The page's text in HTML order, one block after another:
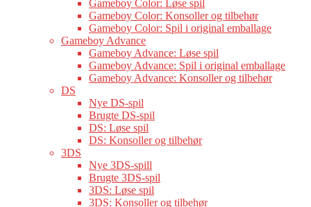
Gameboy Color: Løse spil
Gameboy Color: Konsoller og tilbehør
Gameboy Color: Spil i original emballage
Gameboy Advance
Gameboy Advance: Løse spil
Gameboy Advance: Spil i original emballage
Gameboy Advance: Konsoller og tilbehør
DS
Nye DS-spil
Brugte DS-spil
DS: Løse spil
DS: Konsoller og tilbehør
3DS
Nye 3DS-spill
Brugte 3DS-spil
3DS: Løse spil
3DS: Konsoller og tilbehør